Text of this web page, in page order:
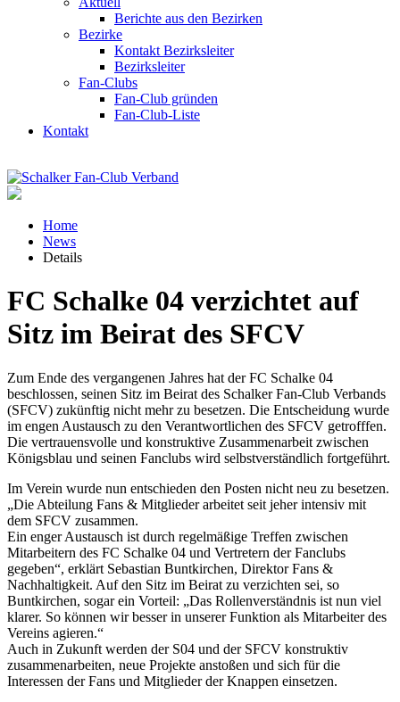
Berichte aus den Bezirken
Bezirke
Kontakt Bezirksleiter
Bezirksleiter
Fan-Clubs
Fan-Club gründen
Fan-Club-Liste
Kontakt
Home
News
Details
FC Schalke 04 verzichtet auf
Sitz im Beirat des SFCV
Zum Ende des vergangenen Jahres hat der FC Schalke 04
beschlossen, seinen Sitz im Beirat des Schalker Fan-Club Verbands
(SFCV) zukünftig nicht mehr zu besetzen. Die Entscheidung wurde
im engen Austausch zu den Verantwortlichen des SFCV getrofffen.
Die vertrauensvolle und konstruktive Zusammenarbeit zwischen
Königsblau und seinen Fanclubs wird selbstverständlich fortgeführt.
Im Verein wurde nun entschieden den Posten nicht neu zu besetzen.
„Die Abteilung Fans & Mitglieder arbeitet seit jeher intensiv mit
dem SFCV zusammen.
Ein enger Austausch ist durch regelmäßige Treffen zwischen
Mitarbeitern des FC Schalke 04 und Vertretern der Fanclubs
gegeben“, erklärt Sebastian Buntkirchen, Direktor Fans &
Nachhaltigkeit. Auf den Sitz im Beirat zu verzichten sei, so
Buntkirchen, sogar ein Vorteil: „Das Rollenverständnis ist nun viel
klarer. So können wir besser in unserer Funktion als Mitarbeiter des
Vereins agieren.“
Auch in Zukunft werden der S04 und der SFCV konstruktiv
zusammenarbeiten, neue Projekte anstoßen und sich für die
Interessen der Fans und Mitglieder der Knappen einsetzen.